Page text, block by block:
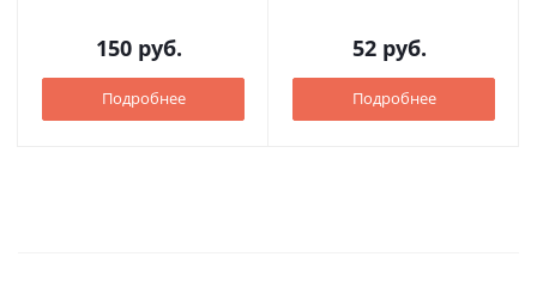
150 руб.
Подробнее
52 руб.
Подробнее